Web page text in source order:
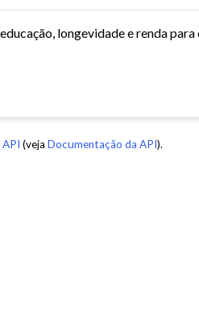
API (veja Documentação da API).